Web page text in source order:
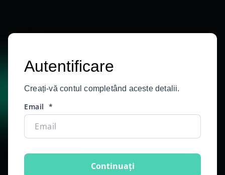
Autentificare
Creați-vă contul completând aceste detalii.
Email *
Continuați